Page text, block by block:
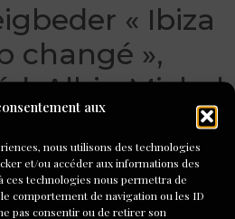
aux
nous utilisons des technologies
et/ou accéder aux informations des
ces technologies nous permettra de
comportement de navigation ou les ID
pas consentir ou de retirer son
« Ibiza
changé »,
Albin Michel